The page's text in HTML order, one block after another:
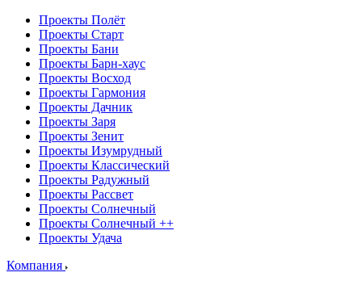
Проекты Полёт
Проекты Старт
Проекты Бани
Проекты Барн-хаус
Проекты Восход
Проекты Гармония
Проекты Дачник
Проекты Заря
Проекты Зенит
Проекты Изумрудный
Проекты Классический
Проекты Радужный
Проекты Рассвет
Проекты Солнечный
Проекты Солнечный ++
Проекты Удача
Компания